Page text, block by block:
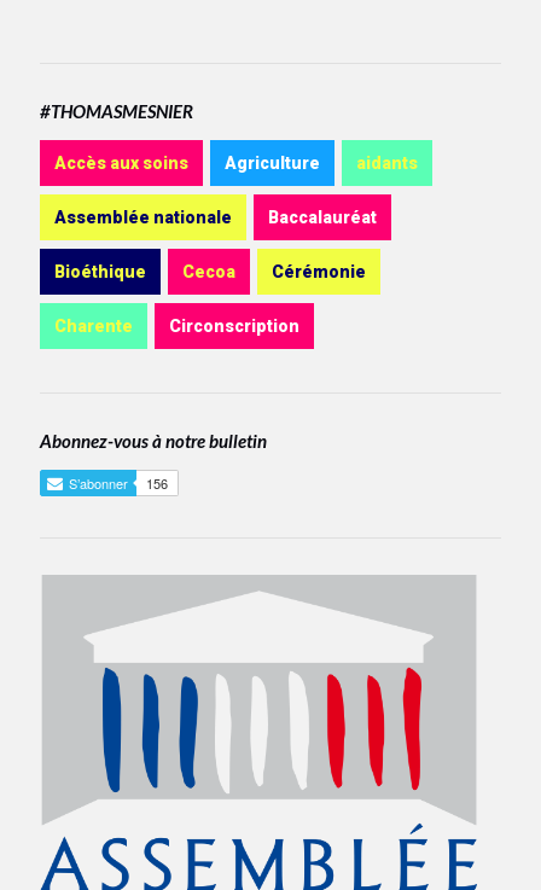
#THOMASMESNIER
Accès aux soins Agriculture aidants
Assemblée nationale Baccalauréat
Bioéthique Cecoa Cérémonie
Charente Circonscription
Abonnez-vous à notre bulletin